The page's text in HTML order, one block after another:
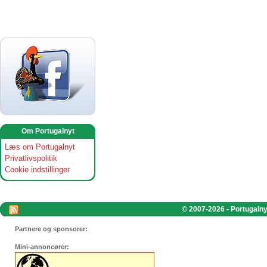
Om Portugalnyt
Læs om Portugalnyt
Privatlivspolitik
Cookie indstillinger
© 2007-2026 -
Partnere og sponsorer:
Mini-annoncører: